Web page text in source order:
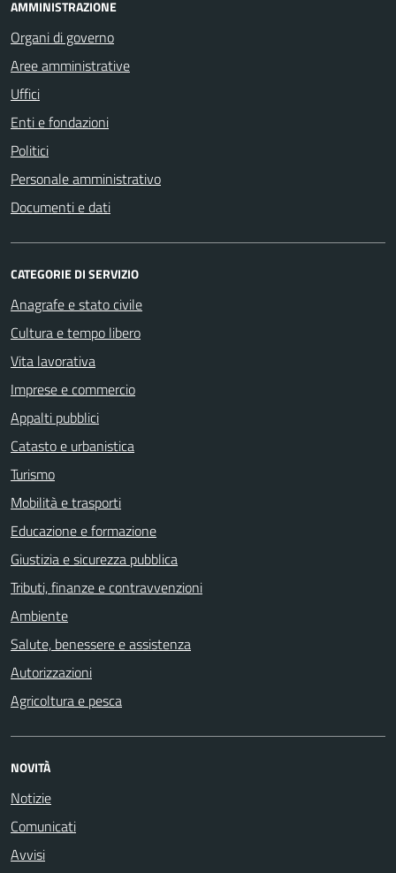
AMMINISTRAZIONE
Organi di governo
Aree amministrative
Uffici
Enti e fondazioni
Politici
Personale amministrativo
Documenti e dati
CATEGORIE DI SERVIZIO
Anagrafe e stato civile
Cultura e tempo libero
Vita lavorativa
Imprese e commercio
Appalti pubblici
Catasto e urbanistica
Turismo
Mobilità e trasporti
Educazione e formazione
Giustizia e sicurezza pubblica
Tributi, finanze e contravvenzioni
Ambiente
Salute, benessere e assistenza
Autorizzazioni
Agricoltura e pesca
NOVITÀ
Notizie
Comunicati
Avvisi